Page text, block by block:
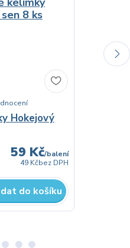
Hokejový
59 Kč/balení
49 Kčbez DPH
do košíku